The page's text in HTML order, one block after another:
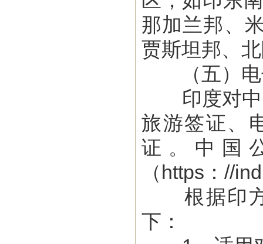
那加兰邦、
贾斯坦邦、
（五）电
印度对中
旅游签证、
证。 中国
（https：//
根据印方
下：